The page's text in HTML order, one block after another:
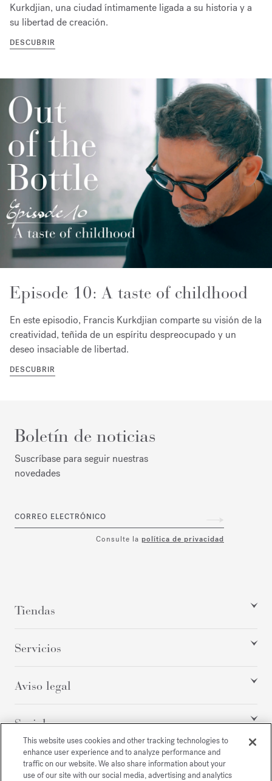
Kurkdjian, una ciudad íntimamente ligada a su historia y a
su libertad de creación.
DESCUBRIR
Episode 10: A taste of childhood
En este episodio, Francis Kurkdjian comparte su visión de la
creatividad, teñida de un espíritu despreocupado y un
deseo insaciable de libertad.
DESCUBRIR
Boletín de noticias
Suscríbase para seguir nuestras
novedades
CORREO ELECTRÓNICO
Consulte la política de privacidad
Tiendas
Servicios
Aviso legal
Social
Todos los derechos reservados
This website uses cookies and other tracking technologies to
enhance user experience and to analyze performance and
traffic on our website. We also share information about your
use of our site with our social media, advertising and analytics